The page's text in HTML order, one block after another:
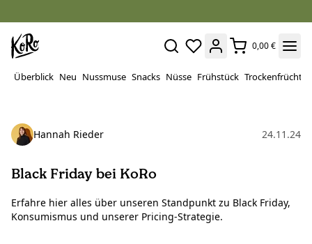
0,00 €
Überblick Neu Nussmuse Snacks Nüsse Frühstück Trockenfrüchte
Hannah Rieder 24.11.24
Black Friday bei KoRo
Erfahre hier alles über unseren Standpunkt zu Black Friday,
Konsumismus und unserer Pricing-Strategie.